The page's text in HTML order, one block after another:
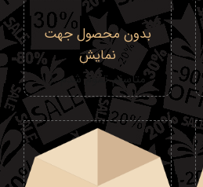
بدون محصول جهت
نمایش
متاسفم تموم شدم :(